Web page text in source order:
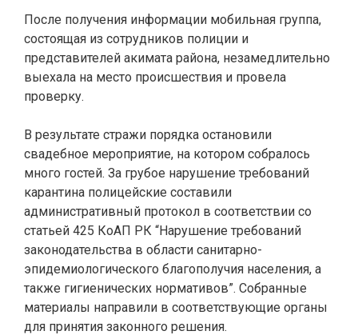
После получения информации мобильная группа,
состоящая из сотрудников полиции и
представителей акимата района, незамедлительно
выехала на место происшествия и провела
проверку.
В результате стражи порядка остановили
свадебное мероприятие, на котором собралось
много гостей. За грубое нарушение требований
карантина полицейские составили
административный протокол в соответствии со
статьей 425 КоАП РК “Нарушение требований
законодательства в области санитарно-
эпидемиологического благополучия населения, а
также гигиенических нормативов”. Собранные
материалы направили в соответствующие органы
для принятия законного решения.